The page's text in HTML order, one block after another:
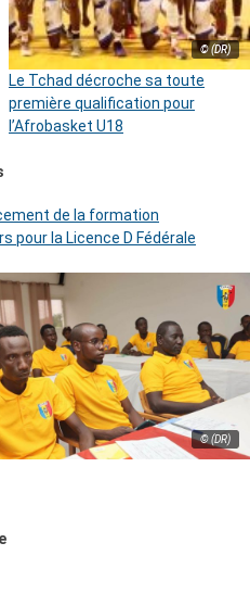
© (DR)
Le Tchad décroche sa toute
première qualification pour
l’Afrobasket U18
de la formation
pour la Licence D Fédérale
© (DR)